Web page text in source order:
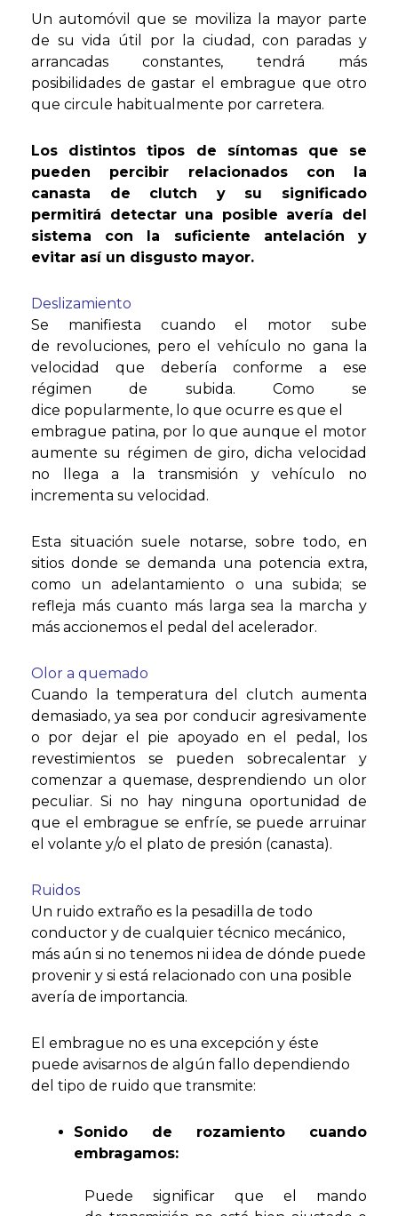
Un automóvil que se moviliza la mayor parte
de su vida útil por la ciudad, con paradas y
arrancadas constantes, tendrá más
posibilidades de gastar el embrague que otro
que circule habitualmente por carretera.
Los distintos tipos de síntomas que se
pueden percibir relacionados con la
canasta de clutch y su significado
permitirá detectar una posible avería del
sistema con la suficiente antelación y
evitar así un disgusto mayor.
Deslizamiento
Se manifiesta cuando el motor sube
de revoluciones, pero el vehículo no gana la
velocidad que debería conforme a ese
régimen de subida. Como se
dice popularmente, lo que ocurre es que el
embrague patina, por lo que aunque el motor
aumente su régimen de giro, dicha velocidad
no llega a la transmisión y vehículo no
incrementa su velocidad.
Esta situación suele notarse, sobre todo, en
sitios donde se demanda una potencia extra,
como un adelantamiento o una subida; se
refleja más cuanto más larga sea la marcha y
más accionemos el pedal del acelerador.
Olor a quemado
Cuando la temperatura del clutch aumenta
demasiado, ya sea por conducir agresivamente
o por dejar el pie apoyado en el pedal, los
revestimientos se pueden sobrecalentar y
comenzar a quemase, desprendiendo un olor
peculiar. Si no hay ninguna oportunidad de
que el embrague se enfríe, se puede arruinar
el volante y/o el plato de presión (canasta).
Ruidos
Un ruido extraño es la pesadilla de todo
conductor y de cualquier técnico mecánico,
más aún si no tenemos ni idea de dónde puede
provenir y si está relacionado con una posible
avería de importancia.
El embrague no es una excepción y éste
puede avisarnos de algún fallo dependiendo
del tipo de ruido que transmite:
Sonido de rozamiento cuando
embragamos:
Puede significar que el mando